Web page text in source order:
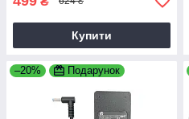
Купити
–20% Подарунок